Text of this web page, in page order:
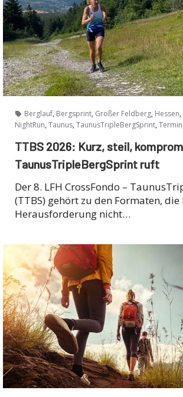
Berglauf, Bergsprint, Großer Feldberg, Hessen,
NightRun, Taunus, TaunusTripleBergSprint, Termin
TTBS 2026: Kurz, steil,
TaunusTripleBergSprint ruft
Der 8. LFH CrossFondo –
(TTBS) gehört zu den Formaten, die
Herausforderung nicht…